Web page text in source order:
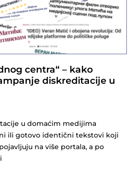
centra“ – kako
diskreditacije u
u domaćim medijima
ili gotovo identični tekstovi koji
na više portala, a po